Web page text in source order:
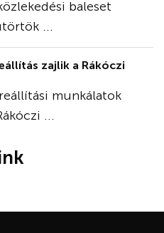
baleset
...
zajlik a Rákóczi
munkálatok
...